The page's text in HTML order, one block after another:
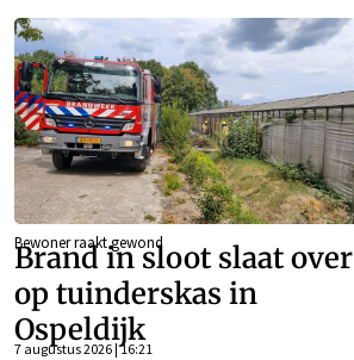
Bewoner raakt gewond
Brand in sloot slaat over
op tuinderskas in
Ospeldijk
7 augustus 2026 | 16:21